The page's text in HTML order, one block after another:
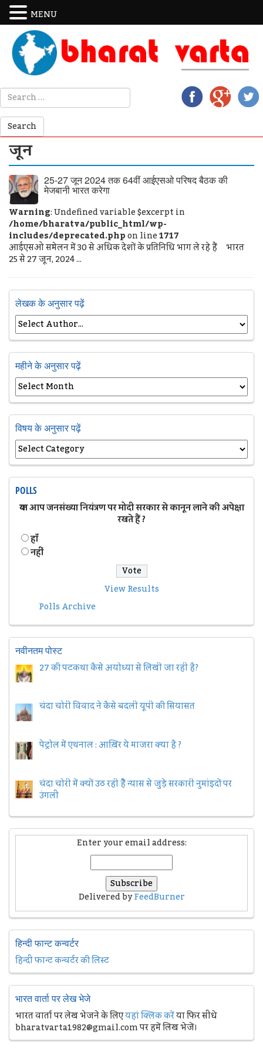
जून
25-27 जून 2024 तक 64वीं आईएसओ परिषद बैठक की
मेजबानी भारत करेगा
Warning: Undefined variable $excerpt in
/home/bharatva/public_html/wp-
includes/deprecated.phpon line1717
आईएसओ सम्मेलन में 30 से अधिक देशों के प्रतिनिधि भाग ले रहे हैं भारत
25 से 27 जून, 2024 ...
लेखक के अनुसार पढ़ें
महीने के अनुसार पढ़ें
विषय के अनुसार पढ़ें
POLLS
क्या आप जनसंख्या नियंत्रण पर मोदी सरकार से कानून लाने की अपेक्षा
रखते हैं ?
हॉं
नहीं
View Results
Polls Archive
नवीनतम पोस्ट
27 की पटकथा कैसे अयोध्या से लिखी जा रही है?
चंदा चोरी विवाद ने कैसे बदली यूपी की सियासत
पेट्रोल में एथनाल : आख़िर ये माजरा क्या है ?
चंदा चोरी में क्यों उठ रही हैैं न्यास से जुड़े सरकारी नुमांइदों पर
उंगली
Enter your email address:
Delivered byFeedBurner
हिन्दी फान्ट कन्वर्टर
हिन्दी फान्ट कन्वर्टर की लिस्ट
भारत वार्ता पर लेख भेजे
भारत वार्ता पर लेख भेजने के लिएयहां क्लिक करेंया फिर सीधे
bharatvarta1982@gmail.com पर हमें लिख भेजें।
MENU